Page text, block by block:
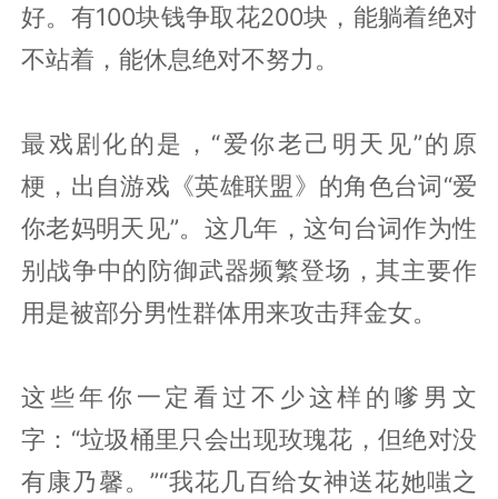
好。有100块钱争取花200块，能躺着绝对
不站着，能休息绝对不努力。
最戏剧化的是，“爱你老己明天见”的原
梗，出自游戏《英雄联盟》的角色台词“爱
你老妈明天见”。这几年，这句台词作为性
别战争中的防御武器频繁登场，其主要作
用是被部分男性群体用来攻击拜金女。
这些年你一定看过不少这样的嗲男文
字：“垃圾桶里只会出现玫瑰花，但绝对没
有康乃馨。”“我花几百给女神送花她嗤之